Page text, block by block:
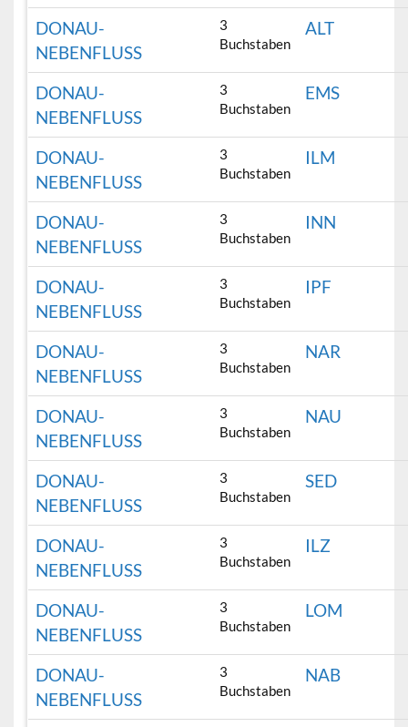
DONAU-
NEBENFLUSS
3
Buchstaben
ALT
DONAU-
NEBENFLUSS
3
Buchstaben
EMS
DONAU-
NEBENFLUSS
3
Buchstaben
ILM
DONAU-
NEBENFLUSS
3
Buchstaben
INN
DONAU-
NEBENFLUSS
3
Buchstaben
IPF
DONAU-
NEBENFLUSS
3
Buchstaben
NAR
DONAU-
NEBENFLUSS
3
Buchstaben
NAU
DONAU-
NEBENFLUSS
3
Buchstaben
SED
DONAU-
NEBENFLUSS
3
Buchstaben
ILZ
DONAU-
NEBENFLUSS
3
Buchstaben
LOM
DONAU-
NEBENFLUSS
3
Buchstaben
NAB